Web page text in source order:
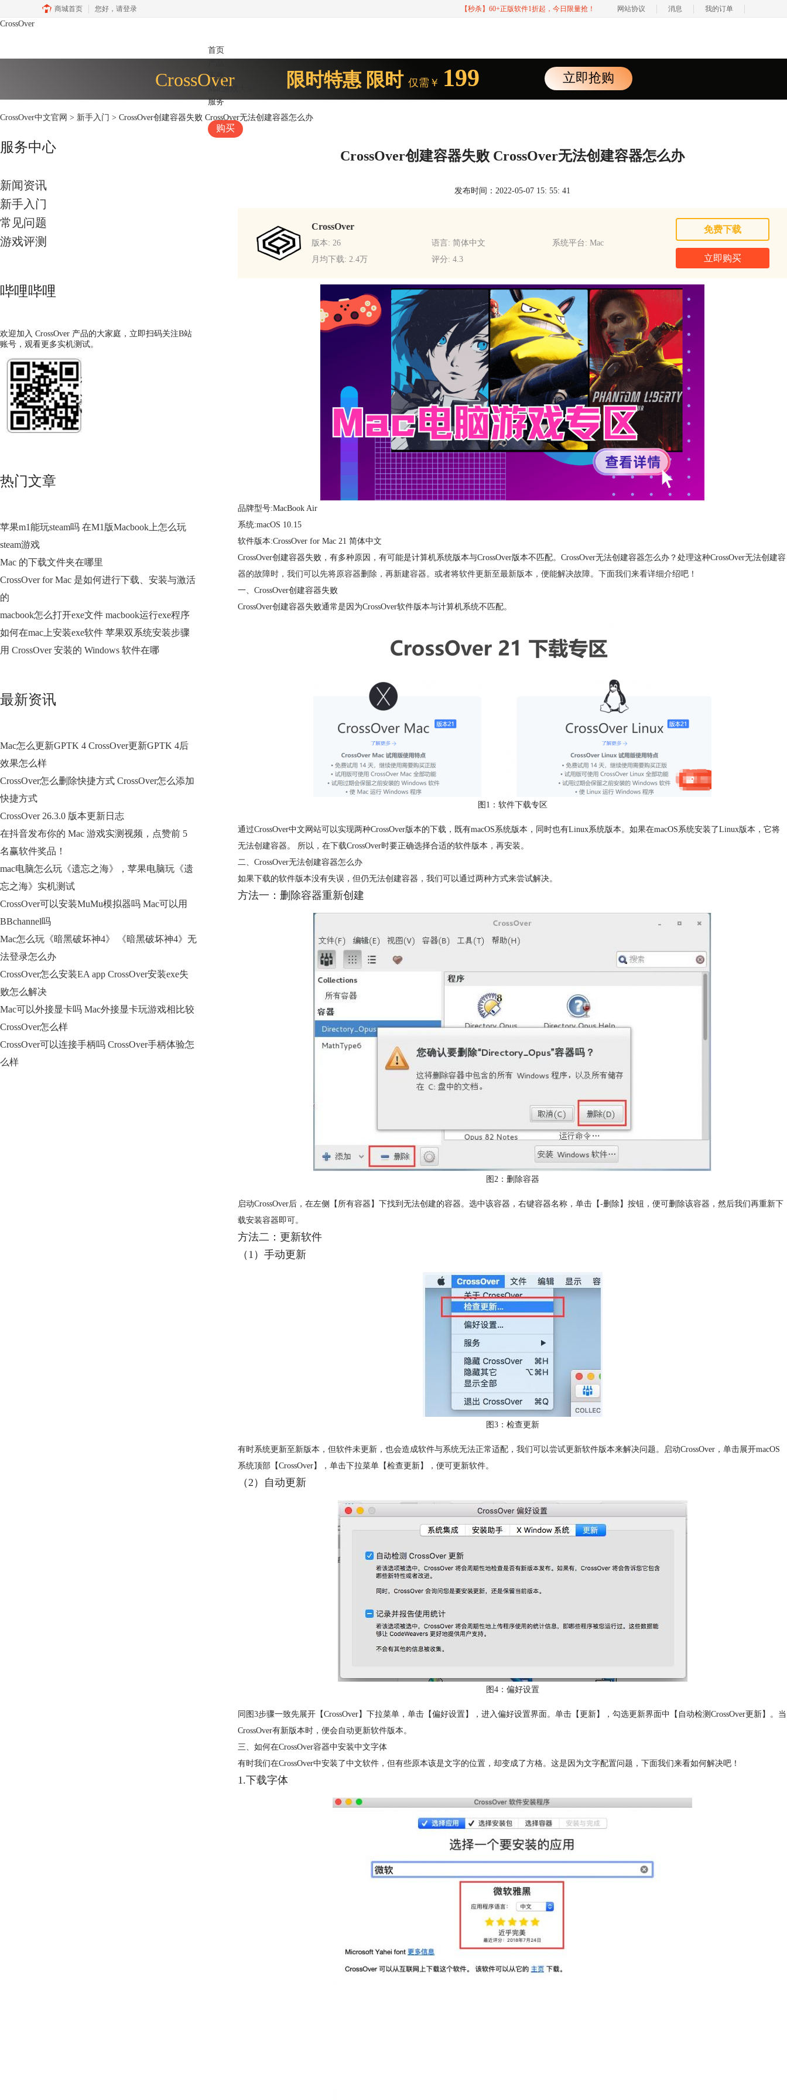
商城首页 您好， 请登录 【秒杀】60+正版软件1折起，今日限量抢！ 网站协议 消息 我的订单
CrossOver
首页
下载
Mac游戏大全
服务
购买
CrossOver 限时特惠 限时 仅需￥ 199 立即抢购
CrossOver中文官网 > 新手入门 > CrossOver创建容器失败 CrossOver无法创建容器怎么办
服务中心
新闻资讯
新手入门
常见问题
游戏评测
哔哩哔哩
欢迎加入 CrossOver 产品的大家庭，立即扫码关注B站
账号，观看更多实机测试。
热门文章
苹果m1能玩steam吗 在M1版Macbook上怎么玩
steam游戏
Mac 的下载文件夹在哪里
CrossOver for Mac 是如何进行下载、安装与激活
的
macbook怎么打开exe文件 macbook运行exe程序
如何在mac上安装exe软件 苹果双系统安装步骤
用 CrossOver 安装的 Windows 软件在哪
最新资讯
Mac怎么更新GPTK 4 CrossOver更新GPTK 4后
效果怎么样
CrossOver怎么删除快捷方式 CrossOver怎么添加
快捷方式
CrossOver 26.3.0 版本更新日志
在抖音发布你的 Mac 游戏实测视频，点赞前 5
名赢软件奖品！
mac电脑怎么玩《遗忘之海》，苹果电脑玩《遗
忘之海》实机测试
CrossOver可以安装MuMu模拟器吗 Mac可以用
BBchannel吗
Mac怎么玩《暗黑破坏神4》 《暗黑破坏神4》无
法登录怎么办
CrossOver怎么安装EA app CrossOver安装exe失
败怎么解决
Mac可以外接显卡吗 Mac外接显卡玩游戏相比较
CrossOver怎么样
CrossOver可以连接手柄吗 CrossOver手柄体验怎
么样
CrossOver创建容器失败 CrossOver无法创建容器怎么办
发布时间：2022-05-07 15: 55: 41
CrossOver
版本: 26 语言: 简体中文
系统平台: Mac
月均下载: 2.4万
评分: 4.3
免费下载
立即购买
品牌型号:MacBook Air
系统:macOS 10.15
软件版本:CrossOver for Mac 21 简体中文
CrossOver创建容器失败，有多种原因，有可能是计算机系统版本与CrossOver版本不匹配。CrossOver无法创建容器怎么办？处理这种CrossOver无法创建容
器的故障时，我们可以先将原容器删除，再新建容器。或者将软件更新至最新版本，便能解决故障。下面我们来看详细介绍吧！
一、CrossOver创建容器失败
CrossOver创建容器失败通常是因为CrossOver软件版本与计算机系统不匹配。
图1：软件下载专区
通过CrossOver中文网站可以实现两种CrossOver版本的下载，既有macOS系统版本，同时也有Linux系统版本。如果在macOS系统安装了Linux版本，它将
无法创建容器。 所以，在下载CrossOver时要正确选择合适的软件版本，再安装。
二、CrossOver无法创建容器怎么办
如果下载的软件版本没有失误，但仍无法创建容器，我们可以通过两种方式来尝试解决。
方法一：删除容器重新创建
图2：删除容器
启动CrossOver后，在左侧【所有容器】下找到无法创建的容器。选中该容器，右键容器名称，单击【-删除】按钮，便可删除该容器，然后我们再重新下
载安装容器即可。
方法二：更新软件
（1）手动更新
图3：检查更新
有时系统更新至新版本，但软件未更新，也会造成软件与系统无法正常适配，我们可以尝试更新软件版本来解决问题。启动CrossOver，单击展开macOS
系统顶部【CrossOver】，单击下拉菜单【检查更新】，便可更新软件。
（2）自动更新
图4：偏好设置
同图3步骤一致先展开【CrossOver】下拉菜单，单击【偏好设置】，进入偏好设置界面。单击【更新】，勾选更新界面中【自动检测CrossOver更新】。当
CrossOver有新版本时，便会自动更新软件版本。
三、如何在CrossOver容器中安装中文字体
有时我们在CrossOver中安装了中文软件，但有些原本该是文字的位置，却变成了方格。这是因为文字配置问题，下面我们来看如何解决吧！
1.下载字体